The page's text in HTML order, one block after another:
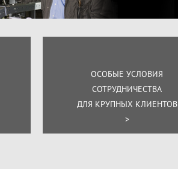
ОСОБЫЕ УСЛОВИЯ
СОТРУДНИЧЕСТВА
ДЛЯ КРУПНЫХ КЛИЕНТОВ
>